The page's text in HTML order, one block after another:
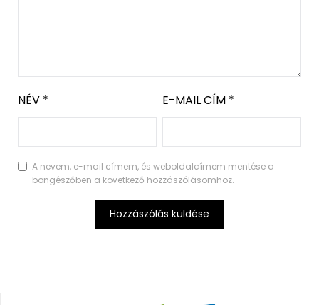
NÉV * E-MAIL CÍM *
A nevem, e-mail címem, és weboldalcímem mentése a
böngészőben a következő hozzászólásomhoz.